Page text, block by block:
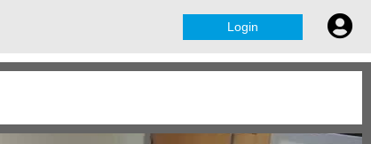
Login